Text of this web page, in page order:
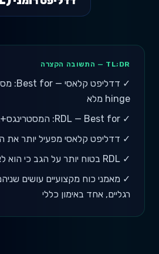
TL;DR — התשובה הקצרה
✓
hinge מלא
✓ RDL — Best for: המסטרינגס+גלוטים ייעודי, חיטוב
✓ דדליפט קלאסי מפעיל יותר את
✓ RDL בטוח יותר על הגב כי הוא לא יורד עד הקרקע
✓ מאמני כוח מקצועיים עושים
רגליים, אחד באימון כללי